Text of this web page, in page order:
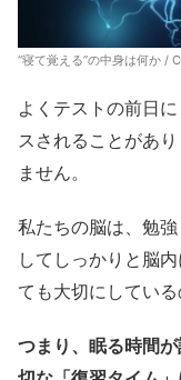
“寝て覚える”の中身は何か /
よくテストの前日
スされることがあ
ません。
私たちの脳は、勉
してしっかりと脳
ても大切にしている
つまり、眠る時間